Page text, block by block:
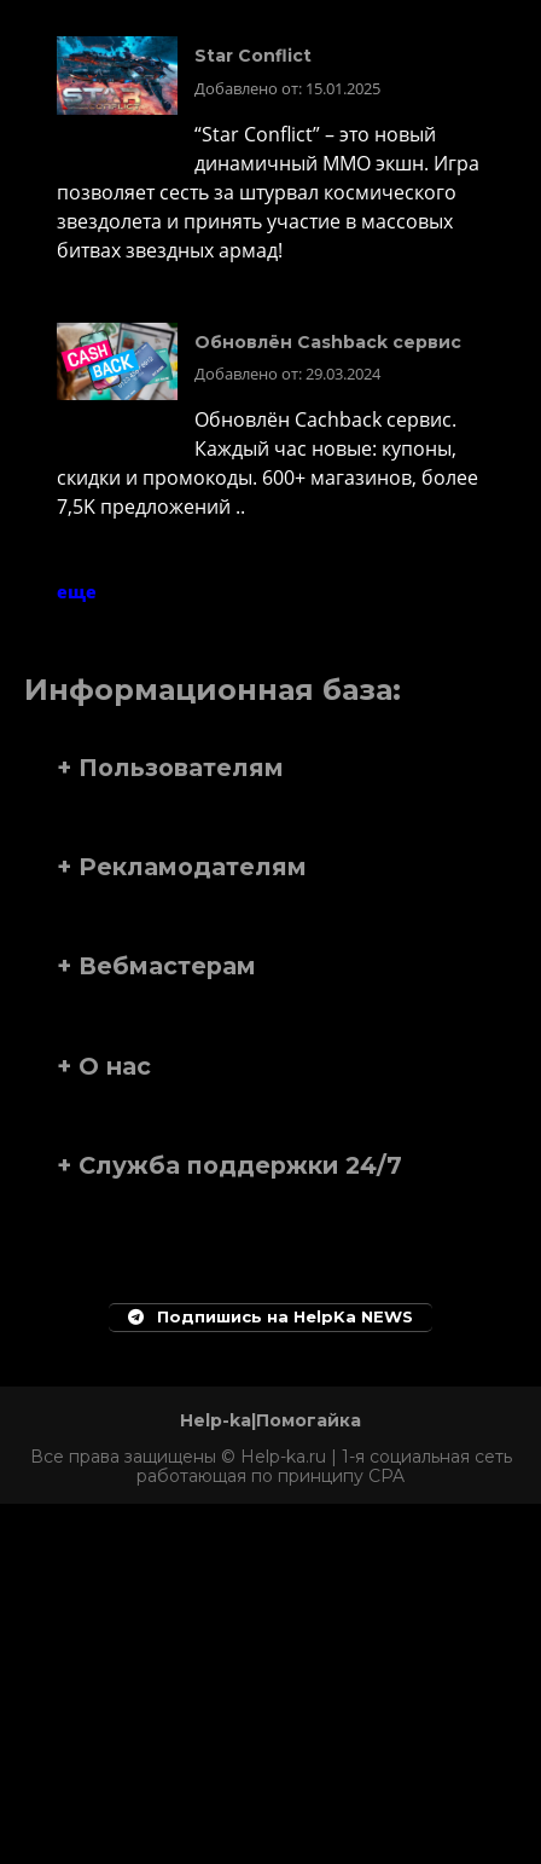
Star Conflict
Добавлено от: 15.01.2025
“Star Conflict” – это новый
динамичный MMO экшн. Игра
позволяет сесть за штурвал космического
звездолета и принять участие в массовых
битвах звездных армад!
Обновлён Cashback сервис
Добавлено от: 29.03.2024
Обновлён Cachback сервис.
Каждый час новые: купоны,
скидки и промокоды. 600+ магазинов, более
7,5K предложений ..
еще
Информационная база:
+ Пользователям
+ Рекламодателям
+ Вебмастерам
+ О нас
+ Служба поддержки 24/7
Подпишись на HelpKa NEWS
Help-ka|Помогайка
Все права защищены © Help-ka.ru | 1-я социальная сеть
работающая по принципу CPA